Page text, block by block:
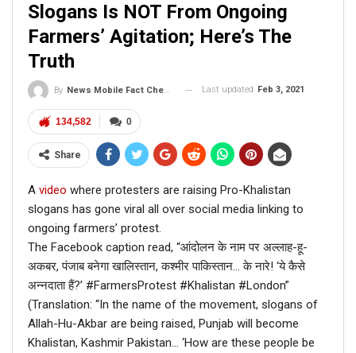
Slogans Is NOT From Ongoing
Farmers’ Agitation; Here’s The
Truth
By News Mobile Fact Check Bureau Last updated Feb 3, 2021
0
134,582
Share
A video where protesters are raising Pro-Khalistan
slogans has gone viral all over social media linking to
ongoing farmers’ protest.
The Facebook caption read, “आंदोलन के नाम पर अल्लाह-हू-
अकबर, पंजाब बनेगा खालिस्तान, कश्मीर पाकिस्तान… के नारे! ‘ये कैसे
अन्नदाता हैं?’ #FarmersProtest #Khalistan #London”
(Translation: “In the name of the movement, slogans of
Allah-Hu-Akbar are being raised, Punjab will become
Khalistan, Kashmir Pakistan… ‘How are these people be